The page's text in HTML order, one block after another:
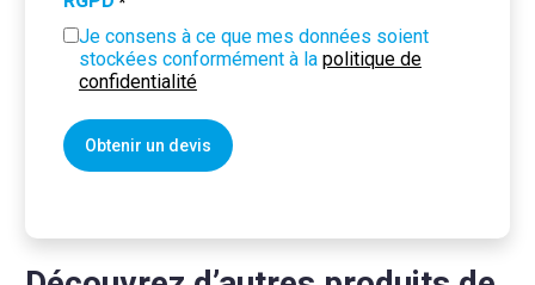
Je consens à ce que mes données soient
stockées conformément à la politique de
confidentialité